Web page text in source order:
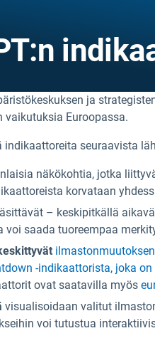
ja
Euroopassa.
indikaattoreita seuraavista
näkökohtia, jotka
korvataan
– keskipitkällä
saada tuoreempaa
-indikaattorista, joka on
ovat saatavilla myös
visualisoidaan valitut
voi tutustua